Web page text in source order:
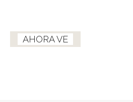
AHORA VE